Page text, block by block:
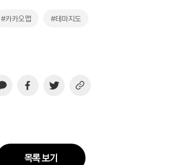
#카카오맵 #테마지도
목록 보기